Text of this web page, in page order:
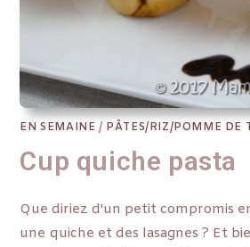
EN SEMAINE / PÂTES/RIZ/POMME DE
Cup quiche pasta
Que diriez d'un petit compromis
une quiche et des lasagnes ? Et